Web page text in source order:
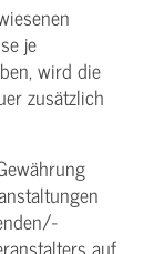
je
wird die
zusätzlich